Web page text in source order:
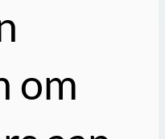
om